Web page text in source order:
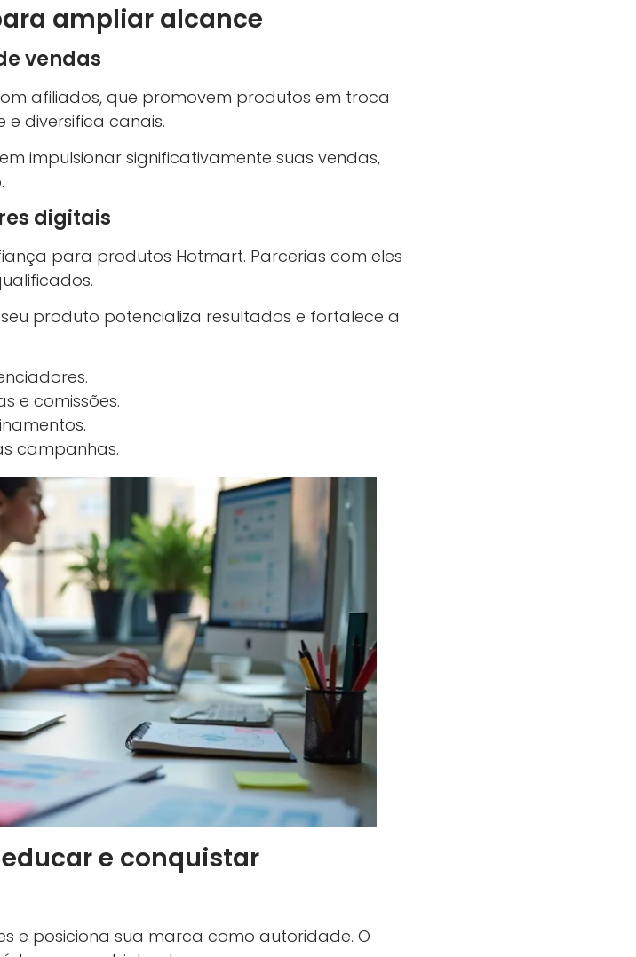
ampliar alcance
vendas
afiliados, que promovem produtos em troca
e diversifica canais.
impulsionar significativamente suas vendas,
digitais
para produtos Hotmart. Parcerias com eles
produto potencializa resultados e fortalece a
e comissões.
campanhas.
e conquistar
e posiciona sua marca como autoridade. O